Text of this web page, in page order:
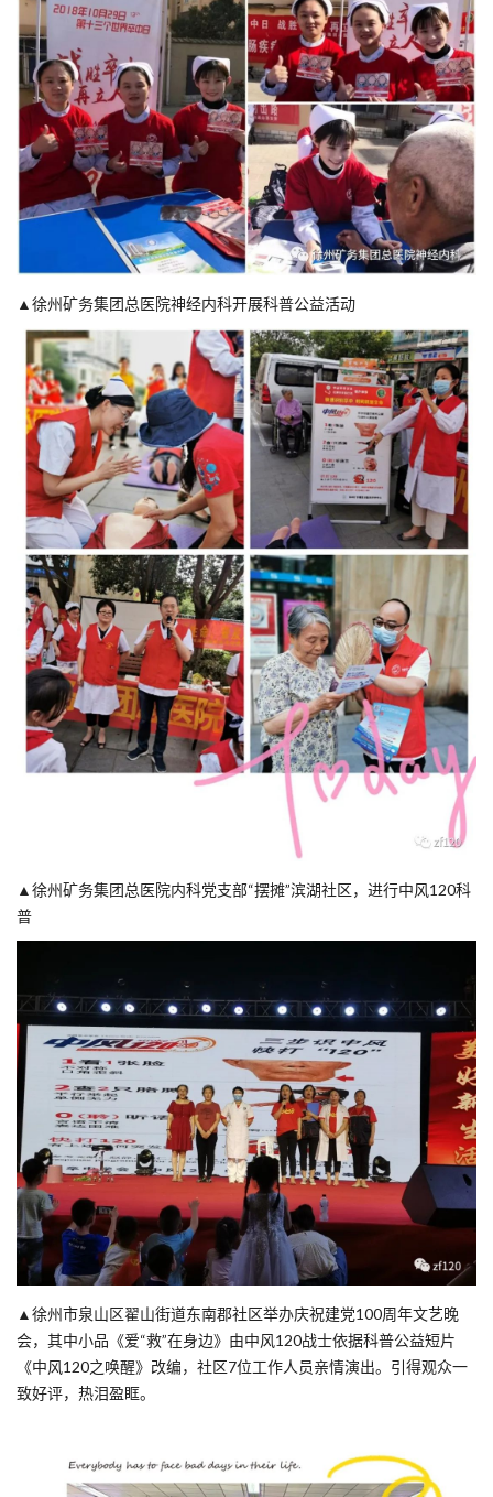
▲徐州矿务集团总医院神经内科开展科普公益活动
▲徐州矿务集团总医院内科党支部“摆摊”滨湖社区，进行中风120科
普
▲徐州市泉山区翟山街道东南郡社区举办庆祝建党100周年文艺晚
会，其中小品《爱“救”在身边》由中风120战士依据科普公益短片
《中风120之唤醒》改编，社区7位工作人员亲情演出。引得观众一
致好评，热泪盈眶。